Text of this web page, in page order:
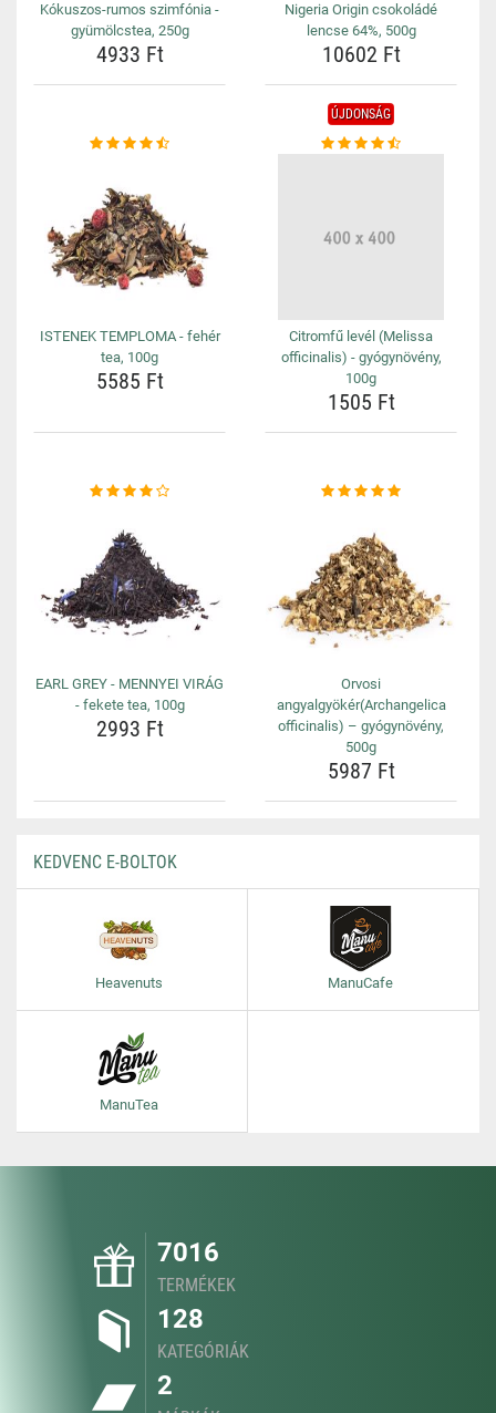
Kókuszos-rumos szimfónia -
gyümölcstea, 250g
4933 Ft
Nigeria Origin csokoládé
lencse 64%, 500g
10602 Ft
ISTENEK TEMPLOMA - fehér
tea, 100g
5585 Ft
ÚJDONSÁG
Citromfű levél (Melissa
officinalis) - gyógynövény,
100g
1505 Ft
EARL GREY - MENNYEI VIRÁG
- fekete tea, 100g
2993 Ft
Orvosi
angyalgyökér(Archangelica
officinalis) – gyógynövény,
500g
5987 Ft
KEDVENC E-BOLTOK
Heavenuts ManuCafe
ManuTea
7016
TERMÉKEK
128
KATEGÓRIÁK
2